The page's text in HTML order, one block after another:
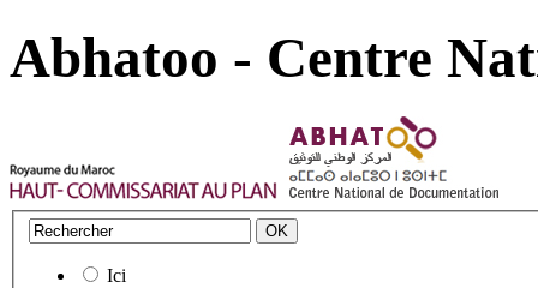
Abhatoo - Centre
Ici